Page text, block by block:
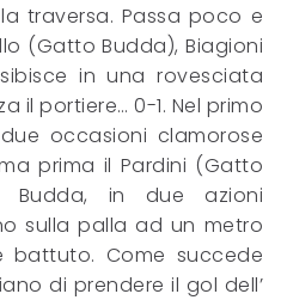
traversa. Passa poco e
(Gatto Budda), Biagioni
in una rovesciata
il portiere… 0-1. Nel primo
occasioni clamorose
prima il Pardini (Gatto
in due azioni
sulla palla ad un metro
Come succede
di prendere il gol dell’